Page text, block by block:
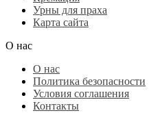
Урны для праха
Карта сайта
О нас
О нас
Политика безопасности
Условия соглашения
Контакты